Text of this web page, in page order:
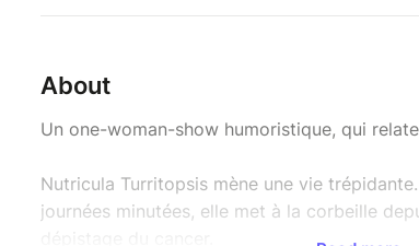
About
Un one-woman-show humoristique, qui
Nutricula Turritopsis mène une vie
journées minutées, elle met à la corbeille